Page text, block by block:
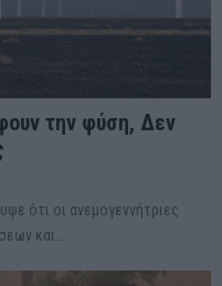
την φύση, Δεν
ότι οι ανεμογεννήτριες
και...